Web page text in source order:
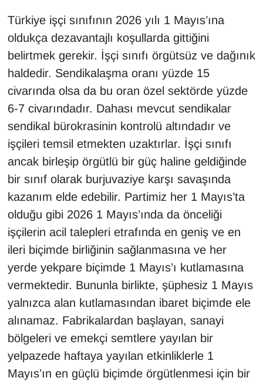
Türkiye işçi sınıfının 2026 yılı 1 Mayıs’ına
oldukça dezavantajlı koşullarda gittiğini
belirtmek gerekir. İşçi sınıfı örgütsüz ve dağınık
haldedir. Sendikalaşma oranı yüzde 15
civarında olsa da bu oran özel sektörde yüzde
6-7 civarındadır. Dahası mevcut sendikalar
sendikal bürokrasinin kontrolü altındadır ve
işçileri temsil etmekten uzaktırlar. İşçi sınıfı
ancak birleşip örgütlü bir güç haline geldiğinde
bir sınıf olarak burjuvaziye karşı savaşında
kazanım elde edebilir. Partimiz her 1 Mayıs’ta
olduğu gibi 2026 1 Mayıs’ında da önceliği
işçilerin acil talepleri etrafında en geniş ve en
ileri biçimde birliğinin sağlanmasına ve her
yerde yekpare biçimde 1 Mayıs’ı kutlamasına
vermektedir. Bununla birlikte, şüphesiz 1 Mayıs
yalnızca alan kutlamasından ibaret biçimde ele
alınamaz. Fabrikalardan başlayan, sanayi
bölgeleri ve emekçi semtlere yayılan bir
yelpazede haftaya yayılan etkinliklerle 1
Mayıs’ın en güçlü biçimde örgütlenmesi için bir